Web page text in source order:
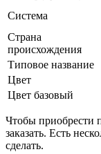
Система
Страна
происхождения
Типовое название
Цвет
Цвет базовый
Чтобы приобрести
заказать. Есть
сделать.